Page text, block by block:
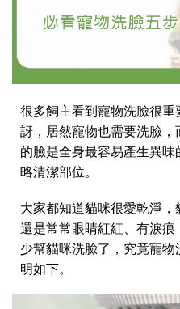
很多飼主看到寵物洗臉很
訝，居然寵物也需要洗臉
的臉是全身最容易產生異
略清潔部位。
大家都知道貓咪很愛乾淨
還是常常眼睛紅紅、有淚
少幫貓咪洗臉了，究竟寵
明如下。